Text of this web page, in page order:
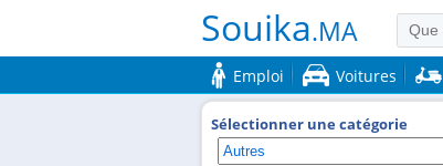
Souika.MA
Emploi Voitures
Sélectionner une catégorie